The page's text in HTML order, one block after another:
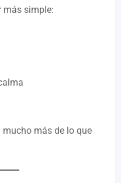
más simple:
más de lo que